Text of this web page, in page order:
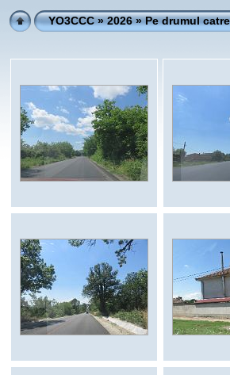
YO3CCC»2026» Pe drumul